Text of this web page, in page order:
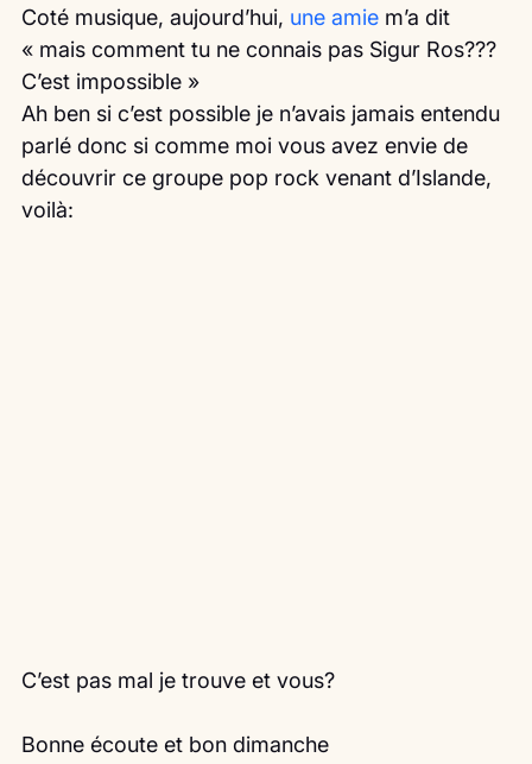
Coté musique, aujourd’hui, une amie m’a dit
« mais comment tu ne connais pas Sigur Ros???
C’est impossible »
Ah ben si c’est possible je n’avais jamais entendu
parlé donc si comme moi vous avez envie de
découvrir ce groupe pop rock venant d’Islande,
voilà:
C’est pas mal je trouve et vous?
Bonne écoute et bon dimanche